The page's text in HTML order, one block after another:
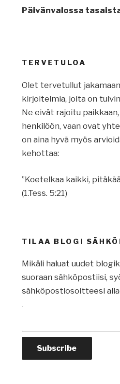
artikkeli
Päivänvalossa
TERVETULOA
Olet tervetullut
kirjoitelmia, joita on
Ne eivät rajoitu
henkilöön, vaan ovat
on aina hyvä myös
kehottaa:
”Koetelkaa kaikki,
(1.Tess. 5:21)
TILAA BLOGI
Mikäli haluat uudet
suoraan sähköpostiisi,
sähköpostiosoitteesi